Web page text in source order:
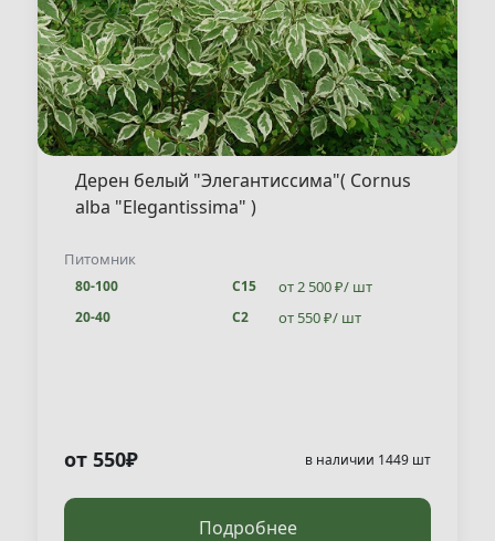
Дерен белый "Элегантиссима"( Cornus
alba "Elegantissima" )
Питомник
80-100 С15 от 2 500 ₽/ шт
20-40 С2 от 550 ₽/ шт
от 550₽ в наличии 1449 шт
Подробнее